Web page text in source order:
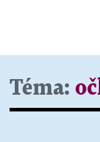
Téma: